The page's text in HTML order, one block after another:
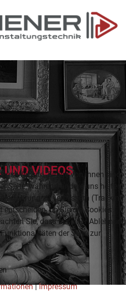
UND VIDEOS
Website. Einige von ihnen sind
Seite, während andere uns helfen,
zu verbessern (Tracking
entscheiden, ob Sie die Cookies
Sie, dass bei einer Ablehnung
der Seite zur
|Impressum